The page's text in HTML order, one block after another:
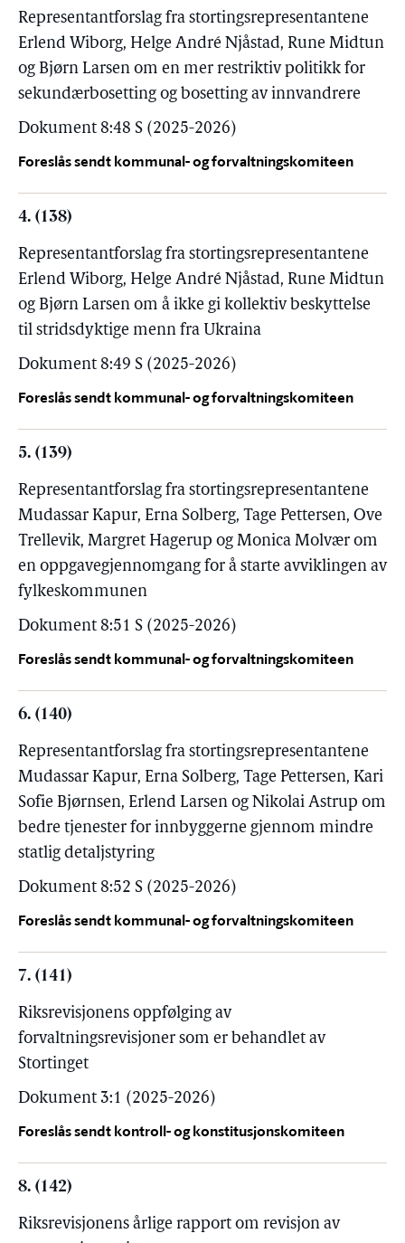
Representantforslag fra stortingsrepresentantene
Erlend Wiborg, Helge André Njåstad, Rune Midtun
og Bjørn Larsen om en mer restriktiv politikk for
sekundærbosetting og bosetting av innvandrere
Dokument 8:48 S (2025-2026)
Foreslås sendt kommunal- og forvaltningskomiteen
4. (138)
Representantforslag fra stortingsrepresentantene
Erlend Wiborg, Helge André Njåstad, Rune Midtun
og Bjørn Larsen om å ikke gi kollektiv beskyttelse
til stridsdyktige menn fra Ukraina
Dokument 8:49 S (2025-2026)
Foreslås sendt kommunal- og forvaltningskomiteen
5. (139)
Representantforslag fra stortingsrepresentantene
Mudassar Kapur, Erna Solberg, Tage Pettersen, Ove
Trellevik, Margret Hagerup og Monica Molvær om
en oppgavegjennomgang for å starte avviklingen av
fylkeskommunen
Dokument 8:51 S (2025-2026)
Foreslås sendt kommunal- og forvaltningskomiteen
6. (140)
Representantforslag fra stortingsrepresentantene
Mudassar Kapur, Erna Solberg, Tage Pettersen, Kari
Sofie Bjørnsen, Erlend Larsen og Nikolai Astrup om
bedre tjenester for innbyggerne gjennom mindre
statlig detaljstyring
Dokument 8:52 S (2025-2026)
Foreslås sendt kommunal- og forvaltningskomiteen
7. (141)
Riksrevisjonens oppfølging av
forvaltningsrevisjoner som er behandlet av
Stortinget
Dokument 3:1 (2025-2026)
Foreslås sendt kontroll- og konstitusjonskomiteen
8. (142)
Riksrevisjonens årlige rapport om revisjon av